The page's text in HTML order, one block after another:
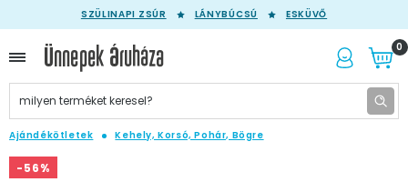
SZÜLINAPI ZSÚR LÁNYBÚCSÚ ESKÜVŐ
0
Ajándékötletek Kehely, Korsó, Pohár, Bögre
-56%